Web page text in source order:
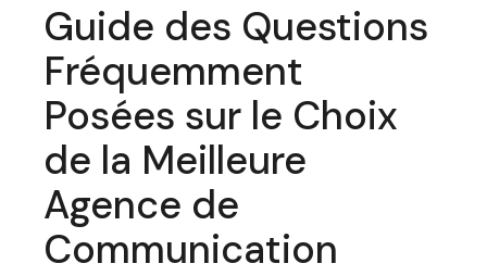
Guide des Questions
Fréquemment
Posées sur le Choix
de la Meilleure
Agence de
Communication